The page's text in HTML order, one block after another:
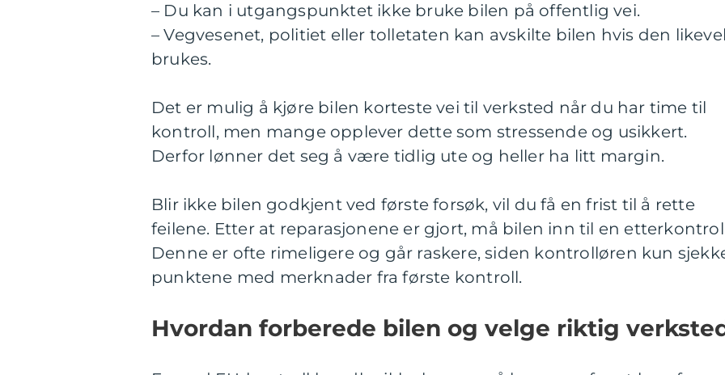
– Du kan i utgangspunktet ikke bruke bilen på offentlig vei.
– Vegvesenet, politiet eller tolletaten kan avskilte bilen hvis den
brukes.
Det er mulig å kjøre bilen korteste vei til verksted når du har time til
kontroll, men mange opplever dette som stressende og usikkert.
Derfor lønner det seg å være tidlig ute og heller ha litt margin.
Blir ikke bilen godkjent ved første forsøk, vil du få en frist til å rette
feilene. Etter at reparasjonene er gjort, må bilen inn til en
Denne er ofte rimeligere og går raskere, siden kontrolløren kun
punktene med merknader fra første kontroll.
Hvordan forberede bilen og velge riktig